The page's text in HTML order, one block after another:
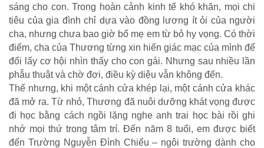
CHÍNH SÁCH AN SINH
sáng cho con. Trong hoàn cảnh kinh tế khó khăn, mọi chi
tiêu của gia đình chỉ dựa vào đồng lương ít ỏi của người
cha, nhưng chưa bao giờ bố mẹ em từ bỏ hy vọng. Có thời
điểm, cha của Thương từng xin hiến giác mạc của mình để
đổi lấy cơ hội nhìn thấy cho con gái. Nhưng sau nhiều lần
phẫu thuật và chờ đợi, điều kỳ diệu vẫn không đến.
Thế nhưng, khi một cánh cửa khép lại, một cánh cửa khác
đã mở ra. Từ nhỏ, Thương đã nuôi dưỡng khát vọng được
đi học bằng cách ngồi lặng nghe anh trai học bài rồi ghi
nhớ mọi thứ trong tâm trí. Đến năm 8 tuổi, em được biết
đến Trường Nguyễn Đình Chiểu – ngôi trường dành cho